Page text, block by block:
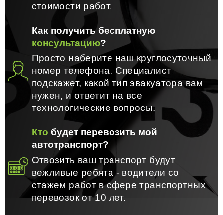
стоимости работ.
Как получить бесплатную
консультацию?
Просто наберите наш круглосуточный
номер телефона. Специалист
подскажет, какой тип эвакуатора вам
нужен, и ответит на все
технологические вопросы.
Кто будет перевозить мой
автотранспорт?
Отвозить ваш транспорт будут
вежливые ребята - водители со
стажем работ в сфере транспортных
перевозок от 10 лет.